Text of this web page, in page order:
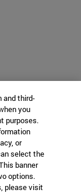
and third-
you
purposes.
or
select the
banner
options.
please visit